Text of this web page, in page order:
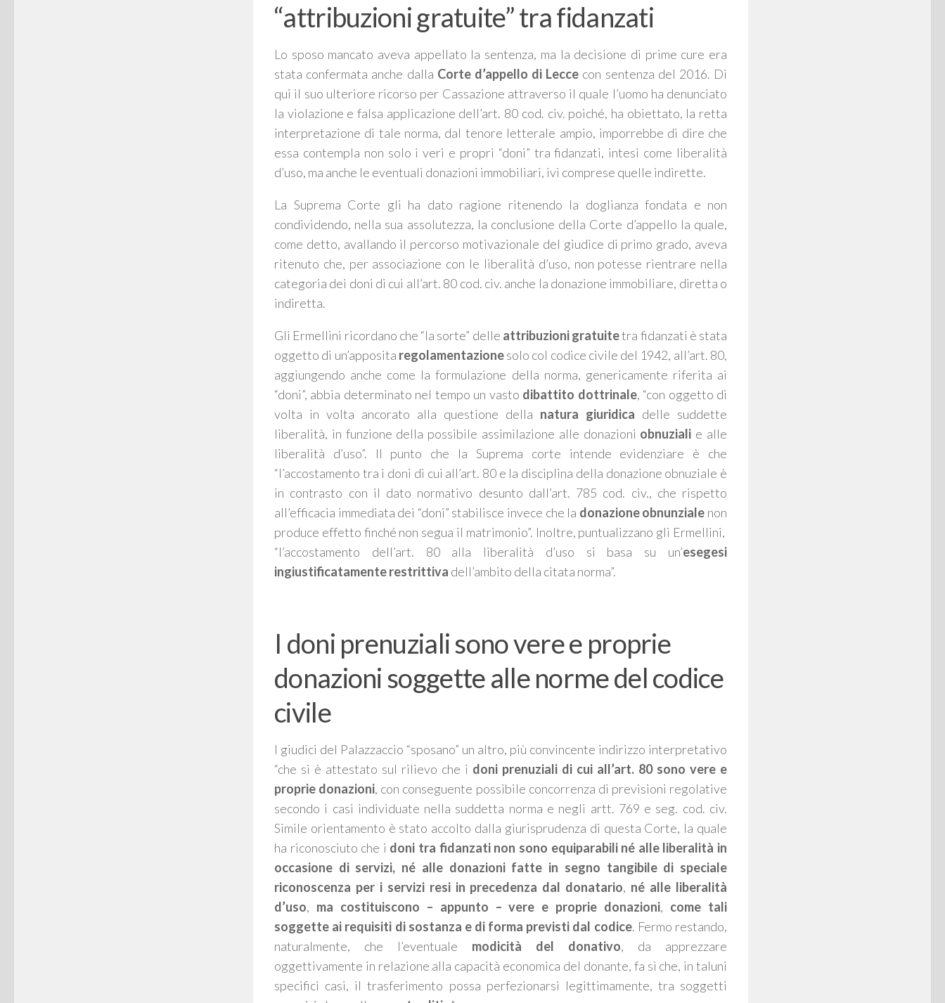
“attribuzioni gratuite” tra fidanzati
Lo sposo mancato aveva appellato la sentenza, ma la decisione di prime cure era
stata confermata anche dalla Corte d’appello di Lecce con sentenza del 2016. Di
qui il suo ulteriore ricorso per Cassazione attraverso il quale l’uomo ha denunciato
la violazione e falsa applicazione dell’art. 80 cod. civ. poiché, ha obiettato, la retta
interpretazione di tale norma, dal tenore letterale ampio, imporrebbe di dire che
essa contempla non solo i veri e propri “doni” tra fidanzati, intesi come liberalità
d’uso, ma anche le eventuali donazioni immobiliari, ivi comprese quelle indirette.
La Suprema Corte gli ha dato ragione ritenendo la doglianza fondata e non
condividendo, nella sua assolutezza, la conclusione della Corte d’appello la quale,
come detto, avallando il percorso motivazionale del giudice di primo grado, aveva
ritenuto che, per associazione con le liberalità d’uso, non potesse rientrare nella
categoria dei doni di cui all’art. 80 cod. civ. anche la donazione immobiliare, diretta o
indiretta.
Gli Ermellini ricordano che “la sorte” delle attribuzioni gratuitetra fidanzati è stata
oggetto di un’apposita regolamentazionesolo col codice civile del 1942, all’art. 80,
aggiungendo anche come la formulazione della norma, genericamente riferita ai
“doni”, abbia determinato nel tempo un vasto dibattito dottrinale, “con oggetto di
volta in volta ancorato alla questione della natura giuridica delle suddette
liberalità, in funzione della possibile assimilazione alle donazioni obnuziali e alle
liberalità d’uso”.
Il punto che la Suprema corte intende evidenziare è che
“l’accostamento tra i doni di cui all’art. 80 e la disciplina della donazione obnuziale è
in contrasto con il dato normativo desunto dall’art. 785 cod. civ., che rispetto
all’efficacia immediata dei “doni” stabilisce invece che la donazione obnunziale non
produce effetto finché non segua il matrimonio”. Inoltre, puntualizzano gli Ermellini,
“l’accostamento dell’art. 80 alla liberalità d’uso si basa su un’esegesi
ingiustificatamente restrittiva dell’ambito della citata norma”.
I doni prenuziali sono vere e proprie
donazioni soggette alle norme del codice
civile
I giudici del Palazzaccio “sposano” un altro, più convincente indirizzo interpretativo
“che si è attestato sul rilievo che i doni prenuziali di cui all’art. 80 sono vere e
proprie donazioni, con conseguente possibile concorrenza di previsioni regolative
secondo i casi individuate nella suddetta norma e negli artt. 769 e seg. cod. civ.
Simile orientamento è stato accolto dalla giurisprudenza di questa Corte, la quale
ha riconosciuto che i doni tra fidanzati non sono equiparabili né alle liberalità in
occasione di servizi, né alle donazioni fatte in segno tangibile di speciale
riconoscenza per i servizi resi in precedenza dal donatario, né alle liberalità
d’uso, ma costituiscono – appunto – vere e proprie donazioni, come tali
soggette ai requisiti di sostanza e di forma previsti dal codice. Fermo restando,
naturalmente, che l’eventuale modicità del donativo, da apprezzare
oggettivamente in relazione alla capacità economica del donante, fa sì che, in taluni
specifici casi, il trasferimento possa perfezionarsi legittimamente, tra soggetti